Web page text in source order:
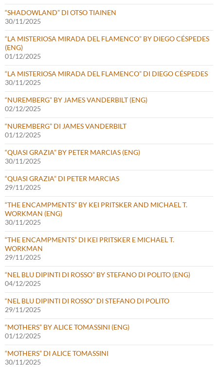
“SHADOWLAND” DI OTSO TIAINEN
30/11/2025
“LA MISTERIOSA MIRADA DEL FLAMENCO” BY DIEGO CÉSPEDES
(ENG)
01/12/2025
“LA MISTERIOSA MIRADA DEL FLAMENCO” DI DIEGO CÉSPEDES
30/11/2025
“NUREMBERG” BY JAMES VANDERBILT (ENG)
02/12/2025
“NUREMBERG” DI JAMES VANDERBILT
01/12/2025
“QUASI GRAZIA” BY PETER MARCIAS (ENG)
30/11/2025
“QUASI GRAZIA” DI PETER MARCIAS
29/11/2025
“THE ENCAMPMENTS” BY KEI PRITSKER AND MICHAEL T.
WORKMAN (ENG)
30/11/2025
“THE ENCAMPMENTS” DI KEI PRITSKER E MICHAEL T.
WORKMAN
29/11/2025
“NEL BLU DIPINTI DI ROSSO” BY STEFANO DI POLITO (ENG)
04/12/2025
“NEL BLU DIPINTI DI ROSSO” DI STEFANO DI POLITO
29/11/2025
“MOTHERS” BY ALICE TOMASSINI (ENG)
01/12/2025
“MOTHERS” DI ALICE TOMASSINI
30/11/2025